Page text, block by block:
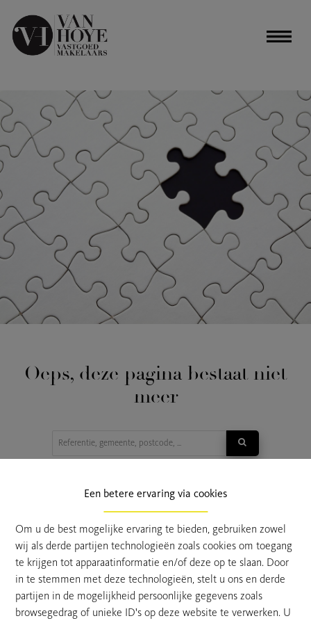
Een betere ervaring via cookies
Om u de best mogelijke ervaring te bieden, gebruiken zowel
wij als derde partijen technologieën zoals cookies om toegang
te krijgen tot apparaatinformatie en/of deze op te slaan. Door
in te stemmen met deze technologieën, stelt u ons en derde
partijen in de mogelijkheid persoonlijke gegevens zoals
browsegedrag of unieke ID's op deze website te verwerken. U
Oeps, deze pagina bestaat niet
meer